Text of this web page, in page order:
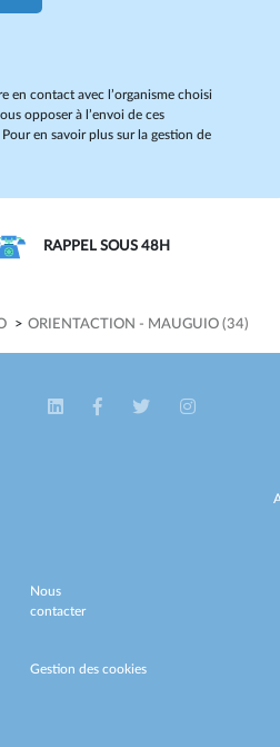
en contact avec l’organisme choisi
opposer à l’envoi de ces
Pour en savoir plus sur la gestion de
RAPPEL SOUS 48H
> ORIENTACTION - MAUGUIO (34)
Nous
contacter
Gestion des cookies